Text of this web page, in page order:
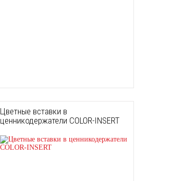
Цветные вставки в
ценникодержатели COLOR-INSERT